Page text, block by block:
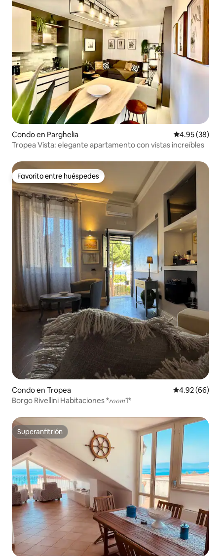
Condo en Parghelia Calificación
4.95 (38)
Tropea Vista: elegante apartamento con vistas increíbles
Favorito entre huéspedes
Favorito entre huéspedes
Condo en Tropea Calificación
4.92 (66)
Borgo Rivellini Habitaciones *𝑟𝑜𝑜𝑚1*
Superanfitrión
Superanfitrión